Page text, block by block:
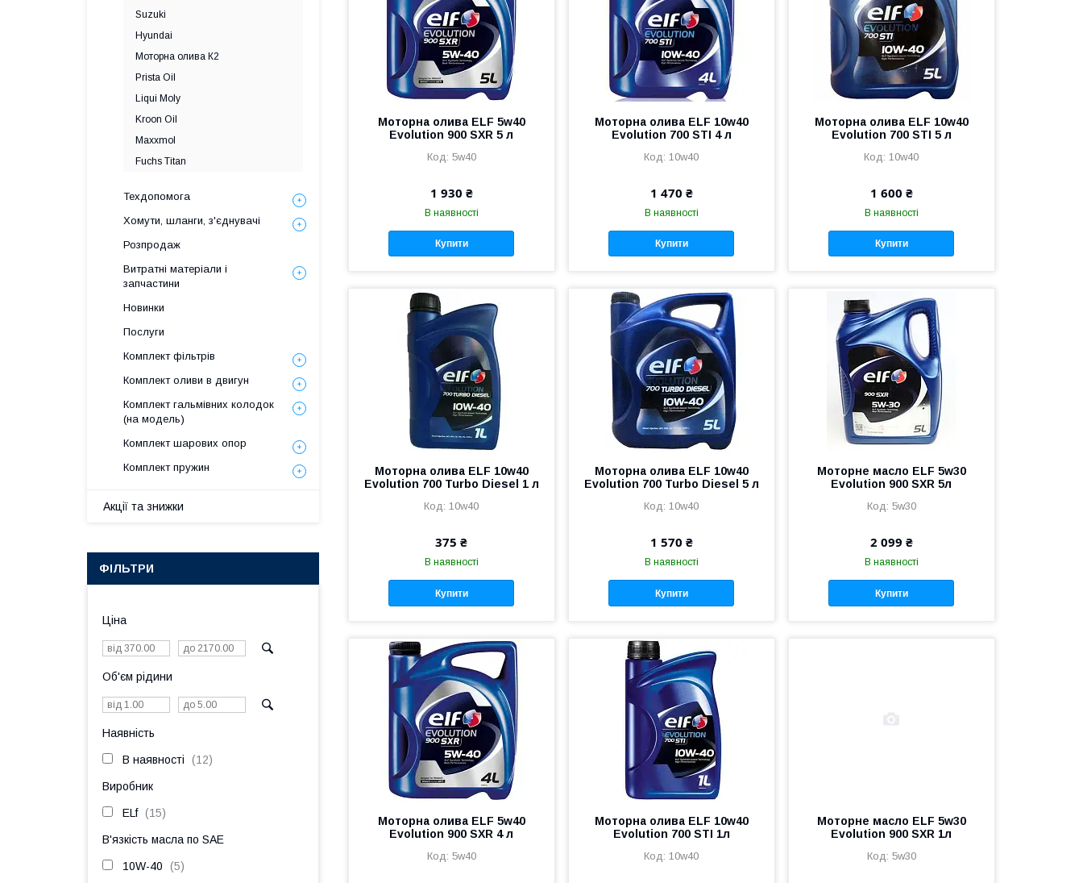
Моторна олива ELF 5w40
Evolution 900 SXR 5 л
5w40
1 930 ₴
В наявності
Купити
Моторна олива ELF 10w40
Evolution 700 STI 4 л
10w40
1 470 ₴
В наявності
Купити
Моторна олива ELF 10w40
Evolution 700 STI 5 л
10w40
1 600 ₴
В наявності
Купити
Моторна олива ELF 10w40
Evolution 700 Turbo Diesel 1 л
10w40
375 ₴
В наявності
Купити
Моторна олива ELF 10w40
Evolution 700 Turbo Diesel 5 л
10w40
1 570 ₴
В наявності
Купити
Моторне масло ELF 5w30
Evolution 900 SXR 5л
5w30
2 099 ₴
В наявності
Купити
Моторна олива ELF 5w40
Evolution 900 SXR 4 л
5w40
Моторна олива ELF 10w40
Evolution 700 STI 1л
10w40
Моторне масло ELF 5w30
Evolution 900 SXR 1л
5w30
Suzuki
Hyundai
Моторна олива К2
Prista Oil
Liqui Moly
Kroon Oil
Maxxmol
Fuchs Titan
Техдопомога
Хомути, шланги, з'єднувачі
Розпродаж
Витратні матеріали і
запчастини
Новинки
Послуги
Комплект фільтрів
Комплект оливи в двигун
Комплект гальмівних колодок
(на модель)
Комплект шарових опор
Комплект пружин
Акції та знижки
ФІЛЬТРИ
Ціна
Об'єм рідини
Наявність
В наявності 12
Виробник
ELf 15
В'язкість масла по SAE
10W-40 5